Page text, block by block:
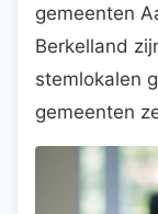
gemeenten
Berkelland
stemlokalen
gemeenten